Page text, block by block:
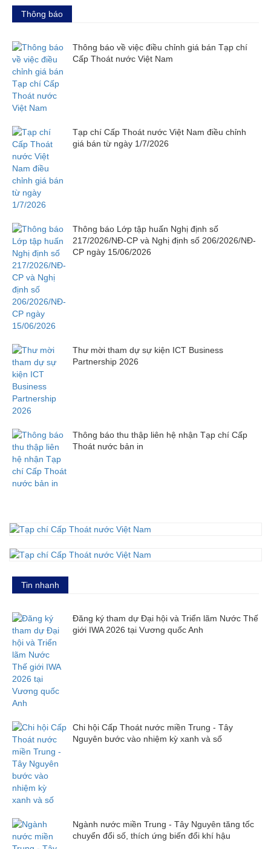
Thông báo
Thông báo về việc điều chỉnh giá bán Tạp chí
Cấp Thoát nước Việt Nam
Tạp chí Cấp Thoát nước Việt Nam điều chỉnh
giá bán từ ngày 1/7/2026
Thông báo Lớp tập huấn Nghị định số
217/2026/NĐ-CP và Nghị định số 206/2026/NĐ-
CP ngày 15/06/2026
Thư mời tham dự sự kiện ICT Business
Partnership 2026
Thông báo thu thập liên hệ nhận Tạp chí Cấp
Thoát nước bản in
Tin nhanh
Đăng ký tham dự Đại hội và Triển lãm Nước Thế
giới IWA 2026 tại Vương quốc Anh
Chi hội Cấp Thoát nước miền Trung - Tây
Nguyên bước vào nhiệm kỳ xanh và số
Ngành nước miền Trung - Tây Nguyên tăng tốc
chuyển đổi số, thích ứng biến đổi khí hậu